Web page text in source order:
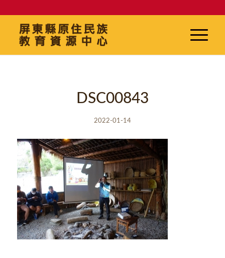
DSC00843
2022-01-14